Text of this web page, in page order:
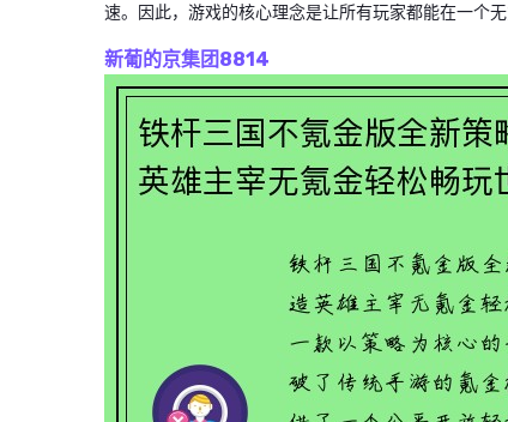
速。因此，游戏的核心理念是让所有玩家都能在一个
新葡的京集团8814